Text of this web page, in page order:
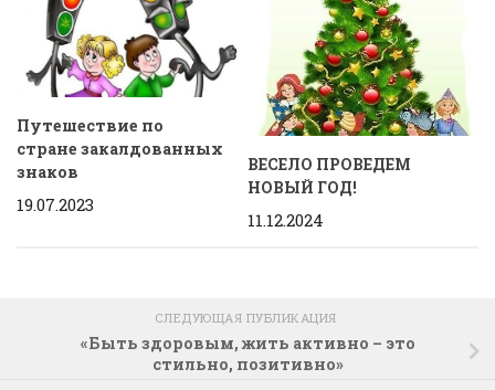
Путешествие по
стране закалдованных
знаков
19.07.2023
ВЕСЕЛО ПРОВЕДЕМ
НОВЫЙ ГОД!
11.12.2024
СЛЕДУЮЩАЯ ПУБЛИКАЦИЯ
«Быть здоровым, жить активно – это
стильно, позитивно»